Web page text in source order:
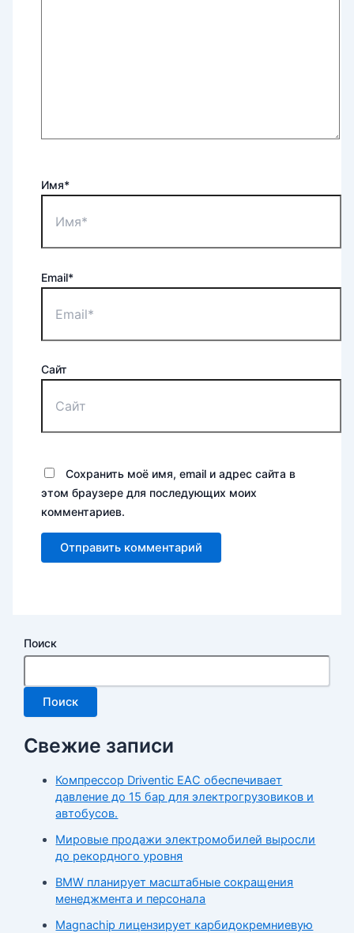
Имя*
Email*
Сайт
Сохранить моё имя, email и адрес сайта в
этом браузере для последующих моих
комментариев.
Поиск
Поиск
Свежие записи
Компрессор Driventic EAC обеспечивает
давление до 15 бар для электрогрузовиков и
автобусов.
Мировые продажи электромобилей выросли
до рекордного уровня
BMW планирует масштабные сокращения
менеджмента и персонала
Magnachip лицензирует карбидокремниевую